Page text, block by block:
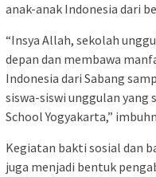
anak-anak Indonesia dari
“Insya Allah, sekolah
depan dan membawa
Indonesia dari Sabang
siswa-siswi unggulan yang
School Yogyakarta,”
Kegiatan bakti sosial dan
juga menjadi bentuk